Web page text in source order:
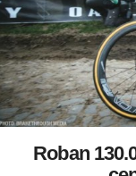
Roban